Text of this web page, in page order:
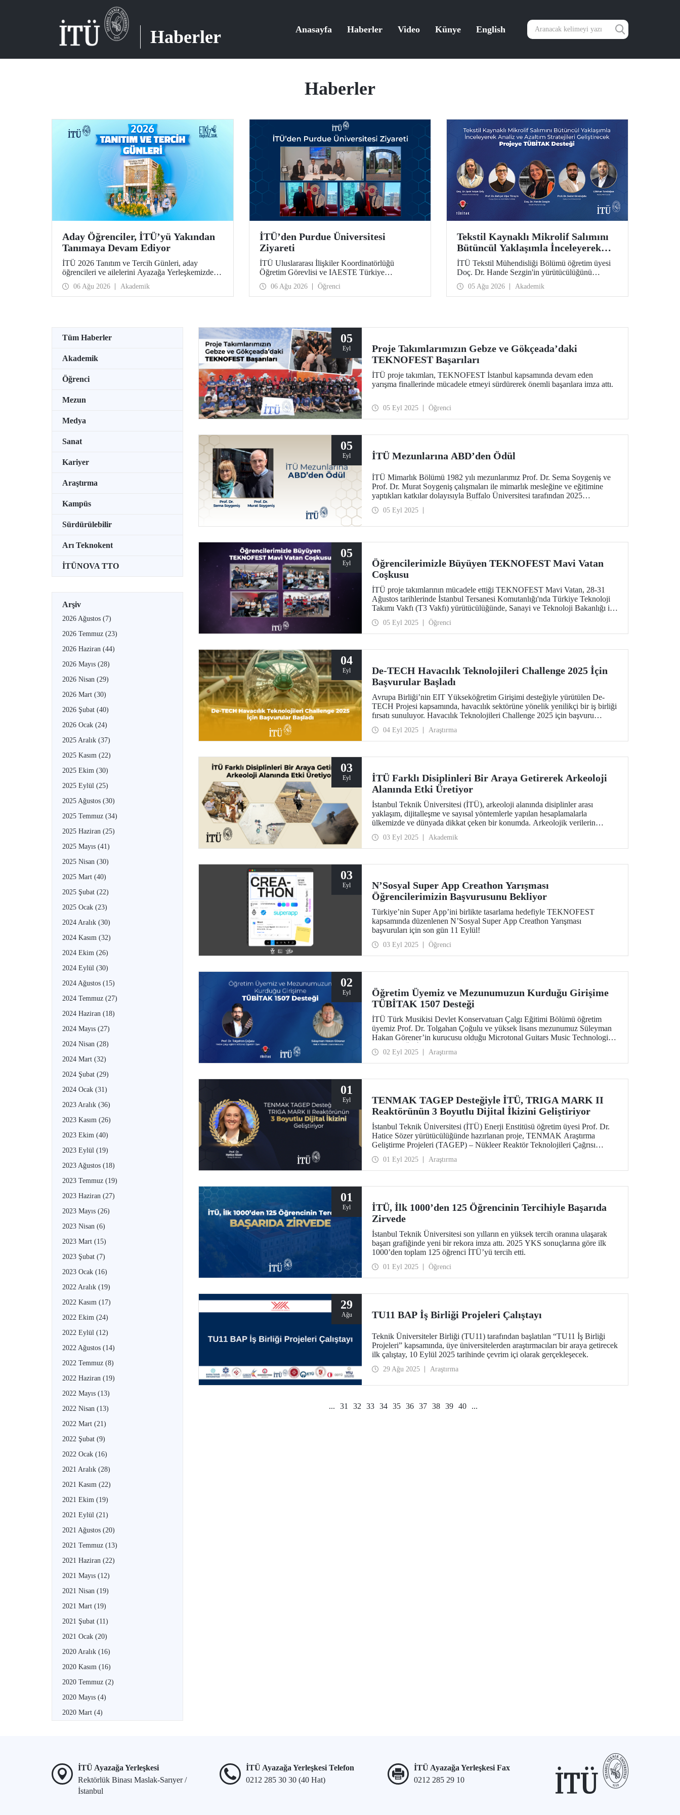
Haberler Anasayfa Haberler Video Künye English
Haberler
Aday Öğrenciler, İTÜ’yü Yakından
Tanımaya Devam Ediyor
İTÜ 2026 Tanıtım ve Tercih Günleri, aday
öğrencileri ve ailelerini Ayazağa Yerleşkemizde
ağırlamaya devam ediyor. Tanıtım ve Tercih
Günleri 7 Ağustos’ta tamamlanacak, ilgili fakülte
ve birimler adaylara bilgi vermeye devam edecek.
06 Ağu 2026 Akademik
İTÜ’den Purdue Üniversitesi
Ziyareti
İTÜ Uluslararası İlişkiler Koordinatörlüğü
Öğretim Görevlisi ve IAESTE Türkiye
Sorumlusu Cahit Okan, akademik ilişkileri ve iş
birliğini geliştirmek amacıyla 20-27 Temmuz
tarihlerinde ABD’de dünyanın önde gelen
06 Ağu 2026 Öğrenci
Tekstil Kaynaklı Mikrolif Salımını
Bütüncül Yaklaşımla İnceleyerek
Analiz ve Azaltım Stratejileri
Geliştirecek Projeye TÜBİTAK
Desteği
İTÜ Tekstil Mühendisliği Bölümü öğretim üyesi
Doç. Dr. Hande Sezgin'in yürütücülüğünü
üstlendiği “Sürdürülebilir Pamuk ve Polyester
Esaslı Tekstil Ürünlerinde Kullanım Koşullarına
Bağlı Mikrolif Salımı: Aşınma, UV Maruziyeti ve
proje, TÜBİTAK 2515 – COST Aksiyon Üyeleri
desteklenmeye hak kazandı.
05 Ağu 2026 Akademik
Tüm Haberler
Akademik
Öğrenci
Mezun
Medya
Sanat
Kariyer
Araştırma
Kampüs
Sürdürülebilir
Arı Teknokent
İTÜNOVA TTO
Arşiv
2026 Ağustos (7)
2026 Temmuz (23)
2026 Haziran (44)
2026 Mayıs (28)
2026 Nisan (29)
2026 Mart (30)
2026 Şubat (40)
2026 Ocak (24)
2025 Aralık (37)
2025 Kasım (22)
2025 Ekim (30)
2025 Eylül (25)
2025 Ağustos (30)
2025 Temmuz (34)
2025 Haziran (25)
2025 Mayıs (41)
2025 Nisan (30)
2025 Mart (40)
2025 Şubat (22)
2025 Ocak (23)
2024 Aralık (30)
2024 Kasım (32)
2024 Ekim (26)
2024 Eylül (30)
2024 Ağustos (15)
2024 Temmuz (27)
2024 Haziran (18)
2024 Mayıs (27)
2024 Nisan (28)
2024 Mart (32)
2024 Şubat (29)
2024 Ocak (31)
2023 Aralık (36)
2023 Kasım (26)
2023 Ekim (40)
2023 Eylül (19)
2023 Ağustos (18)
2023 Temmuz (19)
2023 Haziran (27)
2023 Mayıs (26)
2023 Nisan (6)
2023 Mart (15)
2023 Şubat (7)
2023 Ocak (16)
2022 Aralık (19)
2022 Kasım (17)
2022 Ekim (24)
2022 Eylül (12)
2022 Ağustos (14)
2022 Temmuz (8)
2022 Haziran (19)
2022 Mayıs (13)
2022 Nisan (13)
2022 Mart (21)
2022 Şubat (9)
2022 Ocak (16)
2021 Aralık (28)
2021 Kasım (22)
2021 Ekim (19)
2021 Eylül (21)
2021 Ağustos (20)
2021 Temmuz (13)
2021 Haziran (22)
2021 Mayıs (12)
2021 Nisan (19)
2021 Mart (19)
2021 Şubat (11)
2021 Ocak (20)
2020 Aralık (16)
2020 Kasım (16)
2020 Temmuz (2)
2020 Mayıs (4)
2020 Mart (4)
05
Eyl
Proje Takımlarımızın Gebze ve Gökçeada’daki
TEKNOFEST Başarıları
İTÜ proje takımları, TEKNOFEST İstanbul kapsamında devam eden
yarışma finallerinde mücadele etmeyi sürdürerek önemli başarılara imza attı.
05 Eyl 2025 Öğrenci
05
Eyl İTÜ Mezunlarına ABD’den Ödül
İTÜ Mimarlık Bölümü 1982 yılı mezunlarımız Prof. Dr. Sema Soygeniş ve
Prof. Dr. Murat Soygeniş çalışmaları ile mimarlık mesleğine ve eğitimine
yaptıkları katkılar dolayısıyla Buffalo Üniversitesi tarafından 2025
05 Eyl 2025
05
Eyl
Öğrencilerimizle Büyüyen TEKNOFEST Mavi Vatan
Coşkusu
İTÜ proje takımlarının mücadele ettiği TEKNOFEST Mavi Vatan, 28-31
Ağustos tarihlerinde İstanbul Tersanesi Komutanlığı'nda Türkiye Teknoloji
Takımı Vakfı (T3 Vakfı) yürütücülüğünde, Sanayi ve Teknoloji Bakanlığı ile
Millî Savunma Bakanlığı iş birliğiyle düzenlendi.
05 Eyl 2025 Öğrenci
04
Eyl
De-TECH Havacılık Teknolojileri Challenge 2025 İçin
Başvurular Başladı
Avrupa Birliği’nin EIT Yükseköğretim Girişimi desteğiyle yürütülen De-
TECH Projesi kapsamında, havacılık sektörüne yönelik yenilikçi bir iş birliği
fırsatı sunuluyor. Havacılık Teknolojileri Challenge 2025 için başvuru
04 Eyl 2025 Araştırma
03
Eyl
İTÜ Farklı Disiplinleri Bir Araya Getirerek Arkeoloji
Alanında Etki Üretiyor
İstanbul Teknik Üniversitesi (İTÜ), arkeoloji alanında disiplinler arası
yaklaşım, dijitalleşme ve sayısal yöntemlerle yapılan hesaplamalarla
ülkemizde ve dünyada dikkat çeken bir konumda. Arkeolojik verilerin
benimseyen İTÜ, Elmalı Saha Okullarıyla ülkemizden ve dünyadan farklı
disiplinlerdeki lisans ve lisansüstü öğrencilere deneyim kazandırıyor.
03 Eyl 2025 Akademik
03
Eyl
N’Sosyal Super App Creathon Yarışması
Öğrencilerimizin Başvurusunu Bekliyor
Türkiye’nin Super App’ini birlikte tasarlama hedefiyle TEKNOFEST
kapsamında düzenlenen N’Sosyal Super App Creathon Yarışması
başvuruları için son gün 11 Eylül!
03 Eyl 2025 Öğrenci
02
Eyl
Öğretim Üyemiz ve Mezunumuzun Kurduğu Girişime
TÜBİTAK 1507 Desteği
İTÜ Türk Musikisi Devlet Konservatuarı Çalgı Eğitimi Bölümü öğretim
üyemiz Prof. Dr. Tolgahan Çoğulu ve yüksek lisans mezunumuz Süleyman
Hakan Görener’in kurucusu olduğu Microtonal Guitars Music Technologies
kapsamında desteklenmeye hak kazandı.
02 Eyl 2025 Araştırma
01
Eyl
TENMAK TAGEP Desteğiyle İTÜ, TRIGA MARK II
Reaktörünün 3 Boyutlu Dijital İkizini Geliştiriyor
İstanbul Teknik Üniversitesi (İTÜ) Enerji Enstitüsü öğretim üyesi Prof. Dr.
Hatice Sözer yürütücülüğünde hazırlanan proje, TENMAK Araştırma
Geliştirme Projeleri (TAGEP) – Nükleer Reaktör Teknolojileri Çağrısı
01 Eyl 2025 Araştırma
01
Eyl
İTÜ, İlk 1000’den 125 Öğrencinin Tercihiyle Başarıda
Zirvede
İstanbul Teknik Üniversitesi son yılların en yüksek tercih oranına ulaşarak
başarı grafiğinde yeni bir rekora imza attı. 2025 YKS sonuçlarına göre ilk
1000’den toplam 125 öğrenci İTÜ’yü tercih etti.
01 Eyl 2025 Öğrenci
29
Ağu TU11 BAP İş Birliği Projeleri Çalıştayı
Teknik Üniversiteler Birliği (TU11) tarafından başlatılan “TU11 İş Birliği
Projeleri” kapsamında, üye üniversitelerden araştırmacıları bir araya getirecek
ilk çalıştay, 10 Eylül 2025 tarihinde çevrim içi olarak gerçekleşecek.
29 Ağu 2025 Araştırma
... 31 32 33 34 35 36 37 38 39 40 ...
İTÜ Ayazağa Yerleşkesi
Rektörlük Binası Maslak-Sarıyer /
İstanbul
İTÜ Ayazağa Yerleşkesi Telefon
0212 285 30 30 (40 Hat)
İTÜ Ayazağa Yerleşkesi Fax
0212 285 29 10